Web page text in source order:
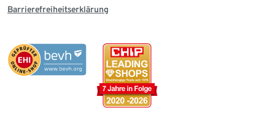
Barrierefreiheitserklärung